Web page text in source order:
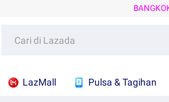
LazMall Pulsa & Tagihan